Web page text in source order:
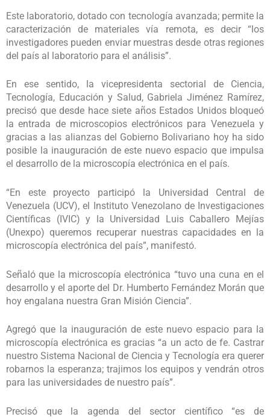
Este laboratorio, dotado con tecnología avanzada; permite la
caracterización de materiales vía remota, es decir “los
investigadores pueden enviar muestras desde otras regiones
del país al laboratorio para el análisis”.
En ese sentido, la vicepresidenta sectorial de Ciencia,
Tecnología, Educación y Salud, Gabriela Jiménez Ramírez,
precisó que desde hace siete años Estados Unidos bloqueó
la entrada de microscopios electrónicos para Venezuela y
gracias a las alianzas del Gobierno Bolivariano hoy ha sido
posible la inauguración de este nuevo espacio que impulsa
el desarrollo de la microscopía electrónica en el país.
“En este proyecto participó la Universidad Central de
Venezuela (UCV), el Instituto Venezolano de Investigaciones
Científicas (IVIC) y la Universidad Luis Caballero Mejías
(Unexpo) queremos recuperar nuestras capacidades en la
microscopía electrónica del país”, manifestó.
Señaló que la microscopía electrónica “tuvo una cuna en el
desarrollo y el aporte del Dr. Humberto Fernández Morán que
hoy engalana nuestra Gran Misión Ciencia”.
Agregó que la inauguración de este nuevo espacio para la
microscopía electrónica es gracias “a un acto de fe. Castrar
nuestro Sistema Nacional de Ciencia y Tecnología era querer
robarnos la esperanza; trajimos los equipos y vendrán otros
para las universidades de nuestro país”.
Precisó que la agenda del sector científico “es de